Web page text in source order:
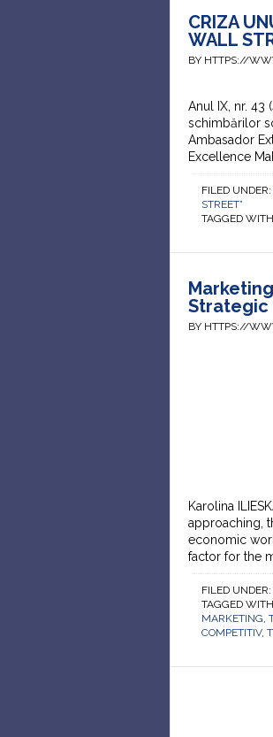
CRIZA
WALL
BY HTTPS://
Anul IX, nr. 43
schimbărilor
Ambasador
Excellence
FILED UNDER:
STREET”
TAGGED
Strategic
BY HTTPS://
Karolina
approaching,
economic
factor for the
FILED UNDER:
TAGGED
MARKETING
COMPETITIV,